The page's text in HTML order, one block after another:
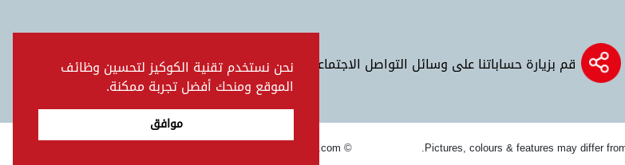
نحن نستخدم تقنية الكوكيز لتحسين وظائف
الموقع ومنحك أفضل تجربة ممكنة.
موافق
قم بزيارة حساباتنا على وسائل التواصل الاجتماعي
Pictures, colours & features may differ
© www.toyotaoman.com |